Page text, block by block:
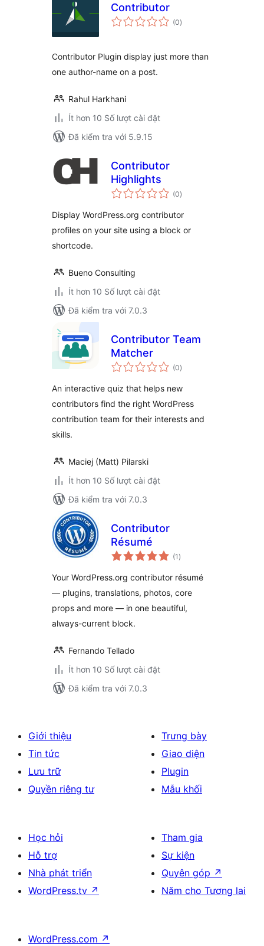
Contributor
(0tổng
đánh
)
Contributor Plugin display just more than
one author-name on a post.
Rahul Harkhani
Ít hơn 10 Số lượt cài đặt
Đã kiểm tra với 5.9.15
Contributor
Highlights
(0tổng
đánh
)
Display WordPress.org contributor
profiles on your site using a block or
shortcode.
Bueno Consulting
Ít hơn 10 Số lượt cài đặt
Đã kiểm tra với 7.0.3
Contributor Team
Matcher
(0tổng
đánh
)
An interactive quiz that helps new
contributors find the right WordPress
contribution team for their interests and
skills.
Maciej (Matt) Pilarski
Ít hơn 10 Số lượt cài đặt
Đã kiểm tra với 7.0.3
Contributor
Résumé
(1 tổng
đánh
)
Your WordPress.org contributor résumé
— plugins, translations, photos, core
props and more — in one beautiful,
always-current block.
Fernando Tellado
Ít hơn 10 Số lượt cài đặt
Đã kiểm tra với 7.0.3
Giới thiệu
Tin tức
Lưu trữ
Quyền riêng tư
Trưng bày
Giao diện
Plugin
Mẫu khối
Học hỏi
Hỗ trợ
Nhà phát triển
WordPress.tv ↗
Tham gia
Sự kiện
Quyên góp ↗
Năm cho Tương lai
WordPress.com ↗